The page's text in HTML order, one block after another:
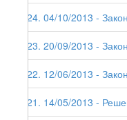
124. 04/10/2013 -
123. 20/09/2013 -
122. 12/06/2013 -
121. 14/05/2013 -